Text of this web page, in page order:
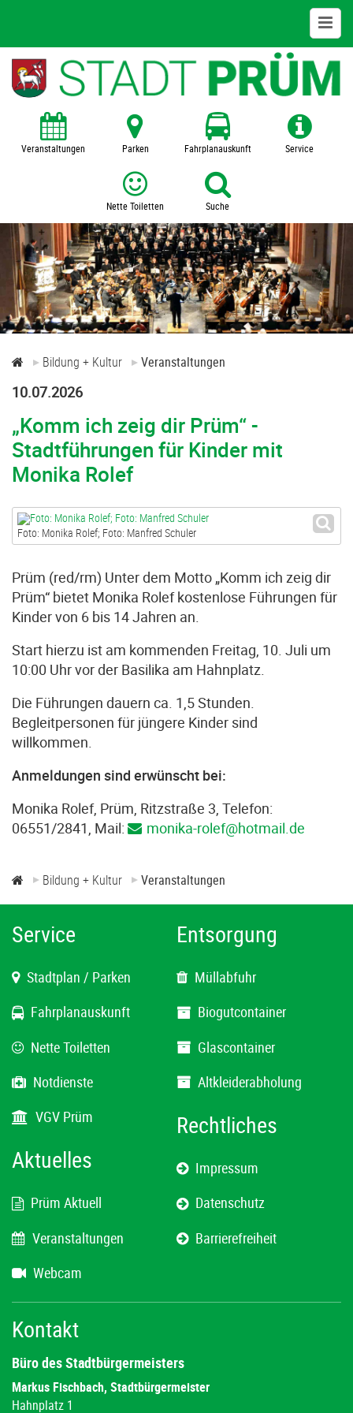
Bildung + Kultur
Kita
Schulen
Zentralbücherei
Museum
SFZ Prümer Land
Veranstaltungen Parken Fahrplanauskunft Service
Nette Toiletten Suche
Bildung + Kultur Veranstaltungen
10.07.2026
„Komm ich zeig dir Prüm“ -
Stadtführungen für Kinder mit
Monika Rolef
Foto: Monika Rolef; Foto: Manfred Schuler
Prüm (red/rm) Unter dem Motto „Komm ich zeig dir
Prüm“ bietet Monika Rolef kostenlose Führungen für
Kinder von 6 bis 14 Jahren an.
Start hierzu ist am kommenden Freitag, 10. Juli um
10:00 Uhr vor der Basilika am Hahnplatz.
Die Führungen dauern ca. 1,5 Stunden.
Begleitpersonen für jüngere Kinder sind
willkommen.
Anmeldungen sind erwünscht bei:
Monika Rolef, Prüm, Ritzstraße 3, Telefon:
06551/2841, Mail:
monika-rolef@hotmail.de
Bildung + Kultur Veranstaltungen
Kontakt
Büro des Stadtbürgermeisters
Markus Fischbach, Stadtbürgermeister
Hahnplatz 1
Service
Stadtplan / Parken
Fahrplanauskunft
Nette Toiletten
Notdienste
VGV Prüm
Aktuelles
Prüm Aktuell
Veranstaltungen
Webcam
Entsorgung
Müllabfuhr
Biogutcontainer
Glascontainer
Altkleiderabholung
Rechtliches
Impressum
Datenschutz
Barrierefreiheit